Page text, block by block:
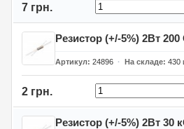
7 грн.
Резистор (+/-5%) 2Вт
Артикул 24896 На складе 430
2 грн.
Резистор (+/-5%) 2Вт 30